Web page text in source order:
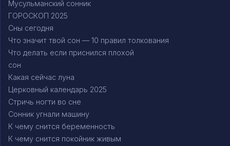
Мусульманский сонник
ГОРОСКОП 2025
Сны сегодня
Что значит твой сон — 10 правил толкования
Что делать если приснился плохой
сон
Какая сейчас луна
Церковный календарь 2025
Стричь ногти во сне
Сонник угнали машину
К чему снится беременность
К чему снится покойник живым